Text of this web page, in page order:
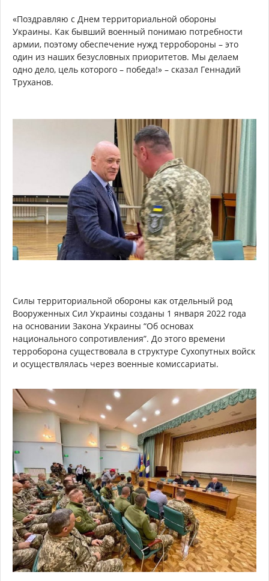
«Поздравляю с Днем территориальной обороны
Украины. Как бывший военный понимаю потребности
армии, поэтому обеспечение нужд терробороны – это
один из наших безусловных приоритетов. Мы делаем
одно дело, цель которого – победа!» – сказал Геннадий
Труханов.
Силы территориальной обороны как отдельный род
Вооруженных Сил Украины созданы 1 января 2022 года
на основании Закона Украины “Об основах
национального сопротивления”. До этого времени
терроборона существовала в структуре Сухопутных войск
и осуществлялась через военные комиссариаты.